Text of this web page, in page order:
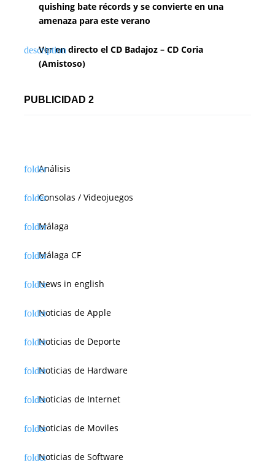
quishing bate récords y se convierte en una
amenaza para este verano
Ver en directo el CD Badajoz – CD Coria
(Amistoso)
PUBLICIDAD 2
Análisis
Consolas / Videojuegos
Málaga
Málaga CF
News in english
Noticias de Apple
Noticias de Deporte
Noticias de Hardware
Noticias de Internet
Noticias de Moviles
Noticias de Software